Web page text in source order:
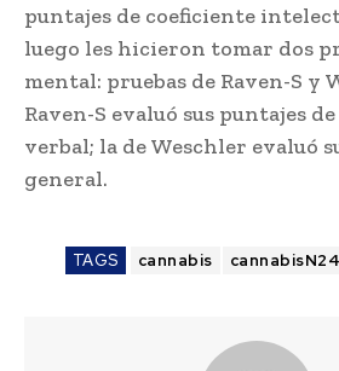
puntajes de coeficiente
luego les hicieron tomar dos
mental: pruebas de Raven-S y
Raven-S evaluó sus puntajes
verbal; la de Weschler evaluó
general.
TAGS cannabis cannabisN24